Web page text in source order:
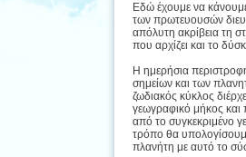
Εδώ έχουμε να
των πρωτευουσών
απόλυτη ακρίβεια τη
που αρχίζει και το
Η ημερήσια
σημείων και των
ζωδιακός κύκλος
γεωγραφικό μήκος και
από το συγκεκριμένο
τρόπο θα
πλανήτη με αυτό το